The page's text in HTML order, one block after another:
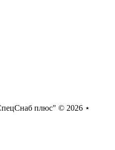
плюс" © 2026 ⋆